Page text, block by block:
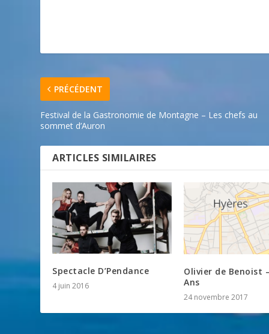
PRÉCÉDENT
Festival de la Gastronomie de Montagne – Les chefs au
sommet d’Auron
ARTICLES SIMILAIRES
Spectacle D’Pendance
4 juin 2016
Olivier de Benoist
Ans
24 novembre 2017